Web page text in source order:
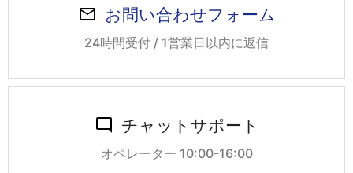
お問い合わせフォーム
24時間受付 / 1営業日以内に返信
チャットサポート
オペレーター 10:00-16:00